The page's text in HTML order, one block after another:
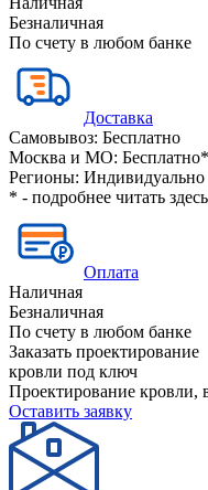
Безналичная
По счету в любом банке
Доставка
Самовывоз: Бесплатно
Москва и МО: Бесплатно*
Регионы: Индивидуально
* - подробнее читать здесь
Оплата
Наличная
Безналичная
По счету в любом банке
Заказать проектирование
кровли под ключ
Проектирование кровли,
Оставить заявку